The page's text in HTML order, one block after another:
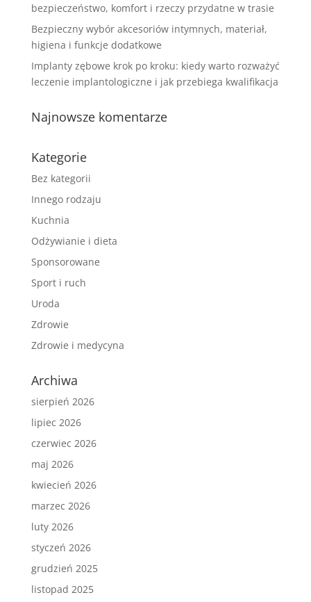
bezpieczeństwo, komfort i rzeczy przydatne w trasie
Bezpieczny wybór akcesoriów intymnych, materiał,
higiena i funkcje dodatkowe
Implanty zębowe krok po kroku: kiedy warto rozważyć
leczenie implantologiczne i jak przebiega kwalifikacja
Najnowsze komentarze
Kategorie
Bez kategorii
Innego rodzaju
Kuchnia
Odżywianie i dieta
Sponsorowane
Sport i ruch
Uroda
Zdrowie
Zdrowie i medycyna
Archiwa
sierpień 2026
lipiec 2026
czerwiec 2026
maj 2026
kwiecień 2026
marzec 2026
luty 2026
styczeń 2026
grudzień 2025
listopad 2025